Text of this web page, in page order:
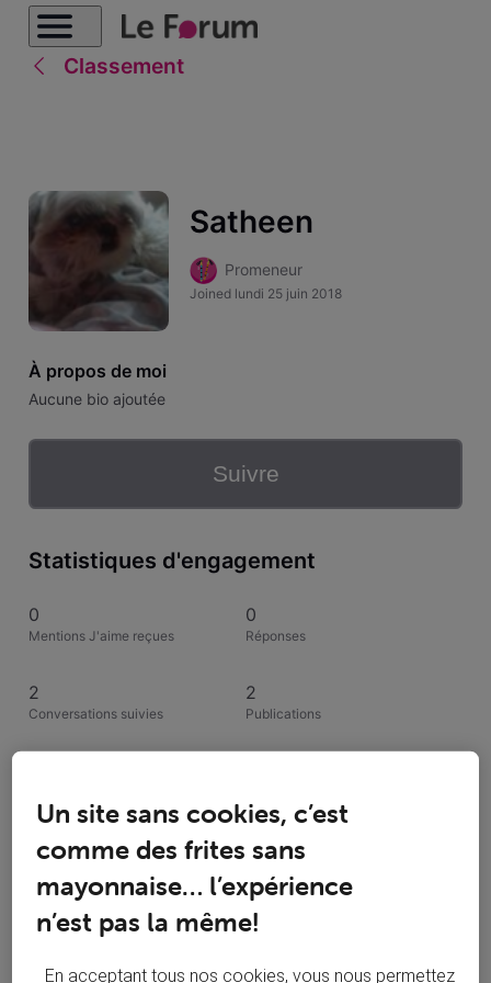
Classement
Satheen
Promeneur
Joined lundi 25 juin 2018
À propos de moi
Aucune bio ajoutée
Suivre
Statistiques d'engagement
0
Mentions J'aime reçues
0
Réponses
2
Conversations suivies
2
Publications
Activités de Satheen
Toutesles activités
Selected
Un site sans cookies, c’est
comme des frites sans
mayonnaise… l’expérience
n’est pas la même!
En acceptant tous nos cookies, vous nous permettez